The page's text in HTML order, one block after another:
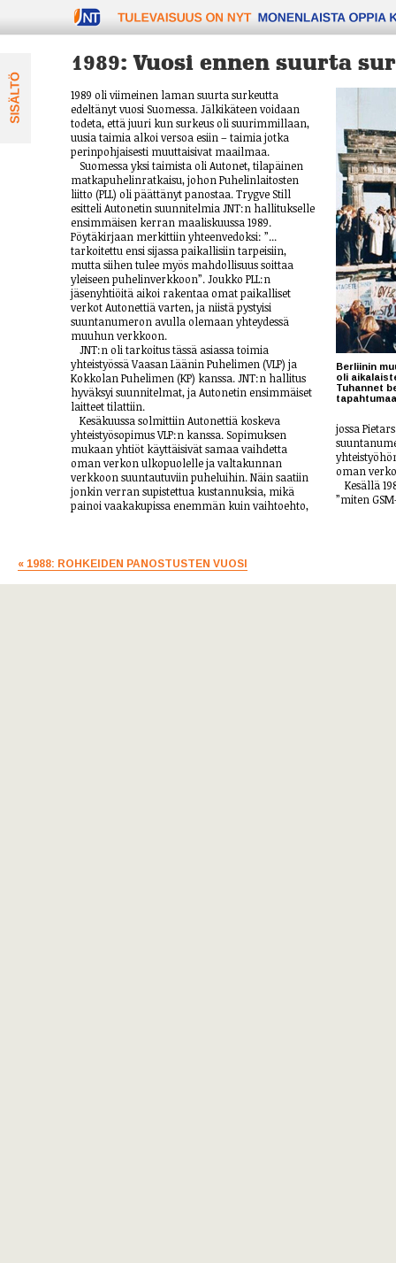
TULEVAISUUS ON NYT
1989: Vuosi ennen suurta
1989 oli viimeinen laman suurta surkeutta
edeltänyt vuosi Suomessa. Jälkikäteen voidaan
todeta, että juuri kun surkeus oli suurimmillaan,
uusia taimia alkoi versoa esiin – taimia jotka
perinpohjaisesti muuttaisivat maailmaa.
Suomessa yksi taimista oli Autonet, tilapäinen
matkapuhelinratkaisu, johon Puhelinlaitosten
liitto (PLL) oli päättänyt panostaa. Trygve Still
esitteli Autonetin suunnitelmia JNT:n hallitukselle
ensimmäisen kerran maaliskuussa 1989.
Pöytäkirjaan merkittiin yhteenvedoksi: ”...
tarkoitettu ensi sijassa paikallisiin tarpeisiin,
mutta siihen tulee myös mahdollisuus soittaa
yleiseen puhelinverkkoon”. Joukko PLL:n
jäsenyhtiöitä aikoi rakentaa omat paikalliset
verkot Autonettiä varten, ja niistä pystyisi
suuntanumeron avulla olemaan yhteydessä
muuhun verkkoon.
JNT:n oli tarkoitus tässä asiassa toimia
yhteistyössä Vaasan Läänin Puhelimen (VLP) ja
Kokkolan Puhelimen (KP) kanssa. JNT:n hallitus
hyväksyi suunnitelmat, ja Autonetin ensimmäiset
laitteet tilattiin.
Kesäkuussa solmittiin Autonettiä koskeva
yhteistyösopimus VLP:n kanssa. Sopimuksen
mukaan yhtiöt käyttäisivät samaa vaihdetta
oman verkon ulkopuolelle ja valtakunnan
verkkoon suuntautuviin puheluihin. Näin saatiin
jonkin verran supistettua kustannuksia, mikä
painoi vaakakupissa enemmän kuin vaihtoehto,
Berliinin
oli
Tuhannet
jossa
oman
Kesällä
”miten
« 1988: ROHKEIDEN PANOSTUSTEN VUOSI